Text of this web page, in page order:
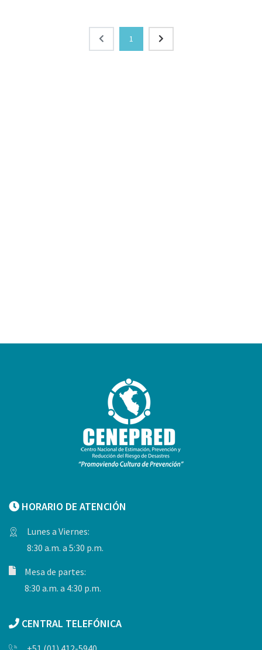
1
HORARIO DE ATENCIÓN
Lunes a Viernes:
8:30 a.m. a 5:30 p.m.
Mesa de partes:
8:30 a.m. a 4:30 p.m.
CENTRAL TELEFÓNICA